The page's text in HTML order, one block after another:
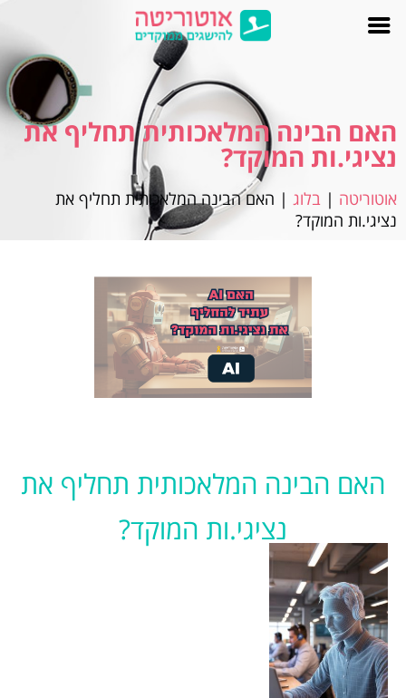
האם הבינה המלאכותית תחליף את
נציגי.ות המוקד?
אוטוריטה | בלוג | האם הבינה המלאכותית תחליף את
נציגי.ות המוקד?
האם הבינה המלאכותית תחליף את
נציגי.ות המוקד?